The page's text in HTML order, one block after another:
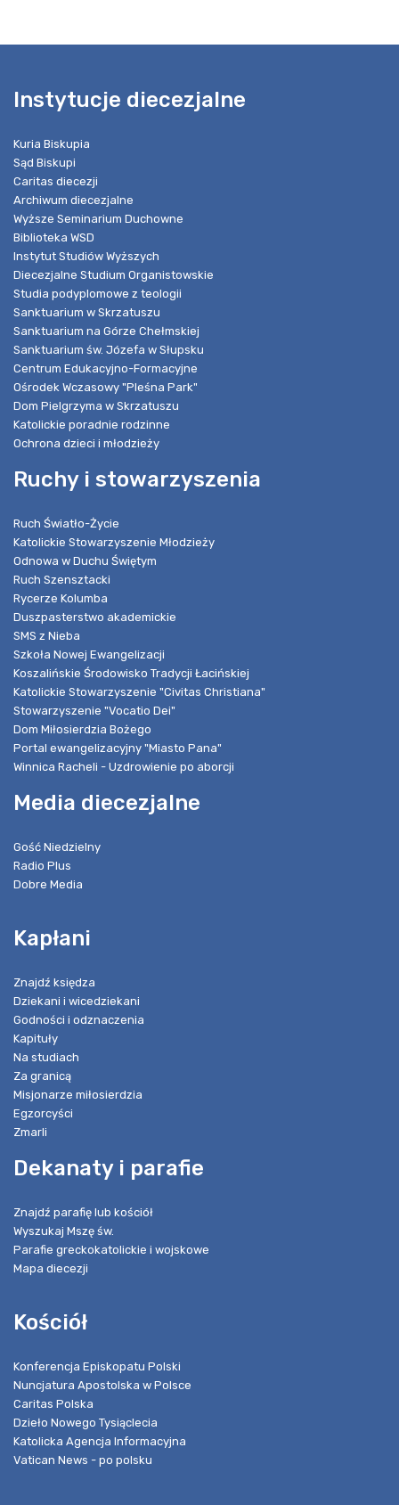
Instytucje diecezjalne
Kuria Biskupia
Sąd Biskupi
Caritas diecezji
Archiwum diecezjalne
Wyższe Seminarium Duchowne
Biblioteka WSD
Instytut Studiów Wyższych
Diecezjalne Studium Organistowskie
Studia podyplomowe z teologii
Sanktuarium w Skrzatuszu
Sanktuarium na Górze Chełmskiej
Sanktuarium św. Józefa w Słupsku
Centrum Edukacyjno-Formacyjne
Ośrodek Wczasowy "Pleśna Park"
Dom Pielgrzyma w Skrzatuszu
Katolickie poradnie rodzinne
Ochrona dzieci i młodzieży
Ruchy i stowarzyszenia
Ruch Światło-Życie
Katolickie Stowarzyszenie Młodzieży
Odnowa w Duchu Świętym
Ruch Szensztacki
Rycerze Kolumba
Duszpasterstwo akademickie
SMS z Nieba
Szkoła Nowej Ewangelizacji
Koszalińskie Środowisko Tradycji Łacińskiej
Katolickie Stowarzyszenie "Civitas Christiana"
Stowarzyszenie "Vocatio Dei"
Dom Miłosierdzia Bożego
Portal ewangelizacyjny "Miasto Pana"
Winnica Racheli - Uzdrowienie po aborcji
Media diecezjalne
Gość Niedzielny
Radio Plus
Dobre Media
Kapłani
Znajdź księdza
Dziekani i wicedziekani
Godności i odznaczenia
Kapituły
Na studiach
Za granicą
Misjonarze miłosierdzia
Egzorcyści
Zmarli
Dekanaty i parafie
Znajdź parafię lub kościół
Wyszukaj Mszę św.
Parafie greckokatolickie i wojskowe
Mapa diecezji
Kościół
Konferencja Episkopatu Polski
Nuncjatura Apostolska w Polsce
Caritas Polska
Dzieło Nowego Tysiąclecia
Katolicka Agencja Informacyjna
Vatican News - po polsku